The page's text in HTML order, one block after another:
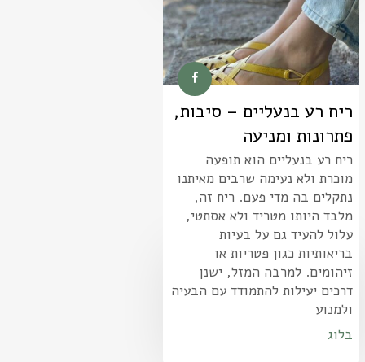
ריח רע בנעליים – סיבות,
פתרונות ומניעה
ריח רע בנעליים הוא תופעה
מוכרת ולא נעימה שרבים מאיתנו
נתקלים בה מדי פעם. ריח זה,
מלבד היותו מטריד ולא אסתטי,
עלול להעיד גם על בעיות
בריאותיות כגון פטריות או
זיהומים. למרבה המזל, ישנן
דרכים יעילות להתמודד עם הבעיה
ולמנוע
בלוג